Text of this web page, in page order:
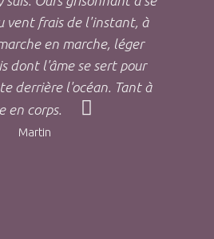
vent frais de l'instant, à
en marche, léger
dont l'âme se sert pour
derrière l'océan. Tant à
en corps.
Martin